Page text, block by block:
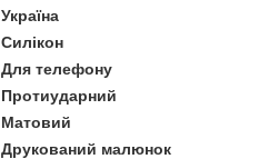
Україна
Силікон
Для телефону
Протиударний
Матовий
Друкований малюнок